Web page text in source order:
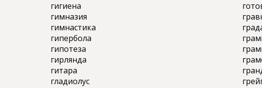
гигиена
гимназия
гимнастика
гипербола
гипотеза
гирлянда
гитара
гладиолус